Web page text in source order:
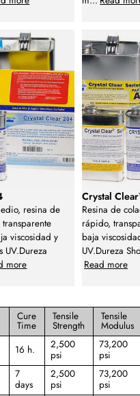
resina de
viscosidad y
UV.Dureza
more
Crystal
Resina de
rápido,
baja
UV.Dureza
Read more
Cure
Time
Tensile
Strength
Tensile
Modulus
16 h.
2,500
psi
73,200
psi
7
days
2,500
psi
73,200
psi